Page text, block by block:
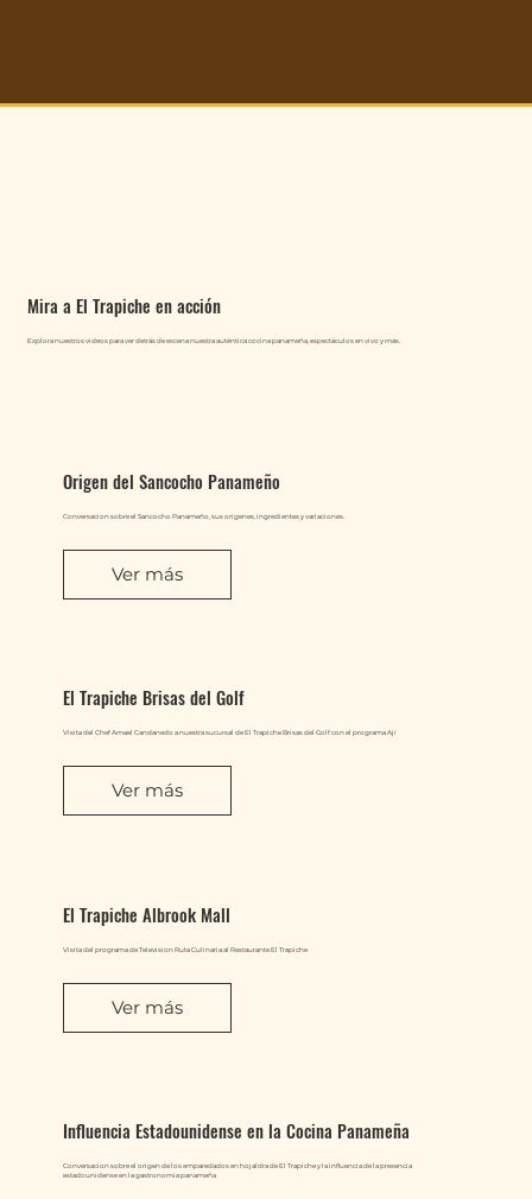
Mira a El Trapiche en acción
Explora nuestros videos para ver detrás de escena nuestra auténtica cocina panameña, espectáculos en vivo y más.
Origen del Sancocho Panameño
Conversacion sobre el Sancocho Panameño, sus orígenes, ingredientes y variaciones.
Ver más
El Trapiche Brisas del Golf
Visita del Chef Amael Candanedo a nuestra sucursal de El Trapiche Brisas del Golf con el programa Ají
Ver más
El Trapiche Albrook Mall
Visita del programa de Television Ruta Culinaria al Restaurante El Trapiche
Ver más
Influencia Estadounidense en la Cocina Panameña
Conversacion sobre el origen de los emparedados en hojaldra de El Trapiche y la influencia de la presencia
estadounidense en la gastronomia panameña